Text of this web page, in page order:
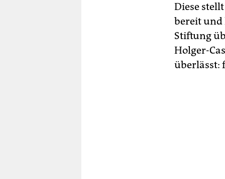
Diese
bereit und
Stiftung
Holger-
überlässt: